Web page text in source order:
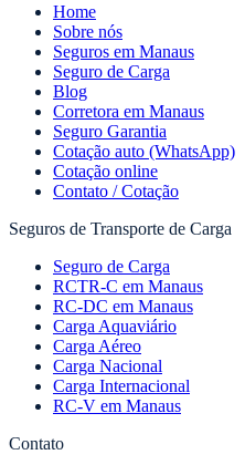
Home
Sobre nós
Seguros em Manaus
Seguro de Carga
Blog
Corretora em Manaus
Seguro Garantia
Cotação auto (WhatsApp)
Cotação online
Contato / Cotação
Seguros de Transporte de Carga
Seguro de Carga
RCTR-C em Manaus
RC-DC em Manaus
Carga Aquaviário
Carga Aéreo
Carga Nacional
Carga Internacional
RC-V em Manaus
Contato